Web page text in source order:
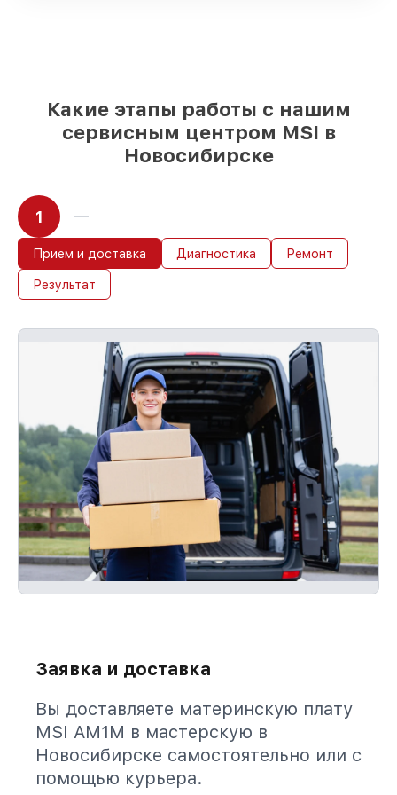
Какие этапы работы с нашим
сервисным центром MSI в
Новосибирске
1
Прием и доставка Диагностика Ремонт
Результат
Заявка и доставка
Вы доставляете материнскую плату
MSI AM1M в мастерскую в
Новосибирске самостоятельно или с
помощью курьера.